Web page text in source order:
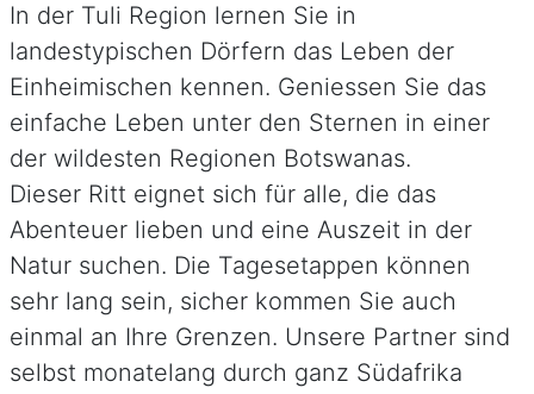
In der Tuli Region lernen Sie in
landestypischen Dörfern das Leben der
Einheimischen kennen. Geniessen Sie das
einfache Leben unter den Sternen in einer
der wildesten Regionen Botswanas.
Dieser Ritt eignet sich für alle, die das
Abenteuer lieben und eine Auszeit in der
Natur suchen. Die Tagesetappen können
sehr lang sein, sicher kommen Sie auch
einmal an Ihre Grenzen. Unsere Partner sind
selbst monatelang durch ganz Südafrika